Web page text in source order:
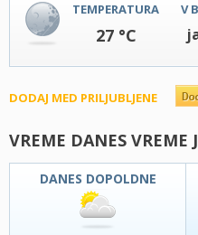
TEMPERATURA
27 °C
V
DODAJ MED PRILJUBLJENE
VREME DANES VREME
DANES DOPOLDNE